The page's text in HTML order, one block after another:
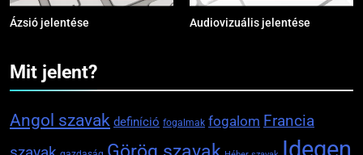
Ázsió jelentése Audiovizuális jelentése
Mit jelent?
Angol szavak definíció fogalmak fogalom Francia
Idegen